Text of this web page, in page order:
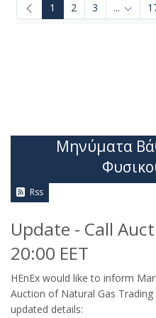
1 2 3 ...
Μηνύματα
Rss
Update - Call
20:00 EET
HEnEx would like to inform
Auction of Natural Gas
updated details: